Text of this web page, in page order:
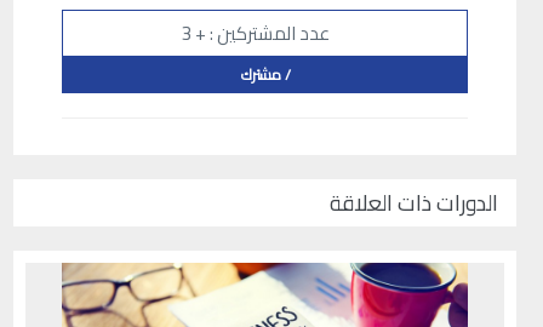
عدد المشتركين : + 3
/ مشترك
الدورات ذات العلاقة